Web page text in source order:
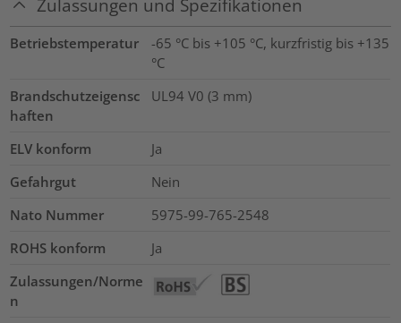
Zulassungen und Spezifikationen
Betriebstemperatur
-65 °C bis +105 °C, kurzfristig bis +135
°C
Brandschutzeigensc
haften
UL94 V0 (3 mm)
ELV konform
Ja
Gefahrgut
Nein
Nato Nummer
5975-99-765-2548
ROHS konform
Ja
Zulassungen/Norme
n